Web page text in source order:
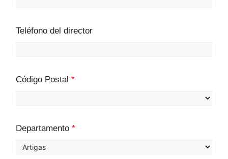
Teléfono del director
Código Postal *
Departamento *